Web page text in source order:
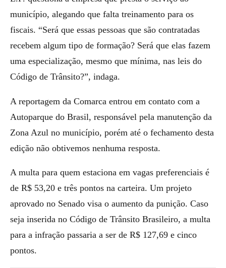
município, alegando que falta treinamento para os
fiscais. “Será que essas pessoas que são contratadas
recebem algum tipo de formação? Será que elas fazem
uma especialização, mesmo que mínima, nas leis do
Código de Trânsito?”, indaga.
A reportagem da Comarca entrou em contato com a
Autoparque do Brasil, responsável pela manutenção da
Zona Azul no município, porém até o fechamento desta
edição não obtivemos nenhuma resposta.
A multa para quem estaciona em vagas preferenciais é
de R$ 53,20 e três pontos na carteira. Um projeto
aprovado no Senado visa o aumento da punição. Caso
seja inserida no Código de Trânsito Brasileiro, a multa
para a infração passaria a ser de R$ 127,69 e cinco
pontos.